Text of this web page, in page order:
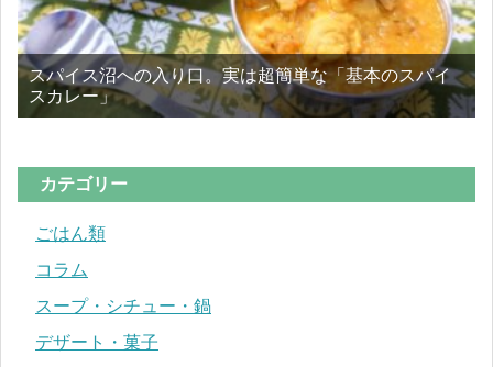
スパイス沼への入り口。実は超簡単な「基本のスパイ
スカレー」
カテゴリー
ごはん類
コラム
スープ・シチュー・鍋
デザート・菓子